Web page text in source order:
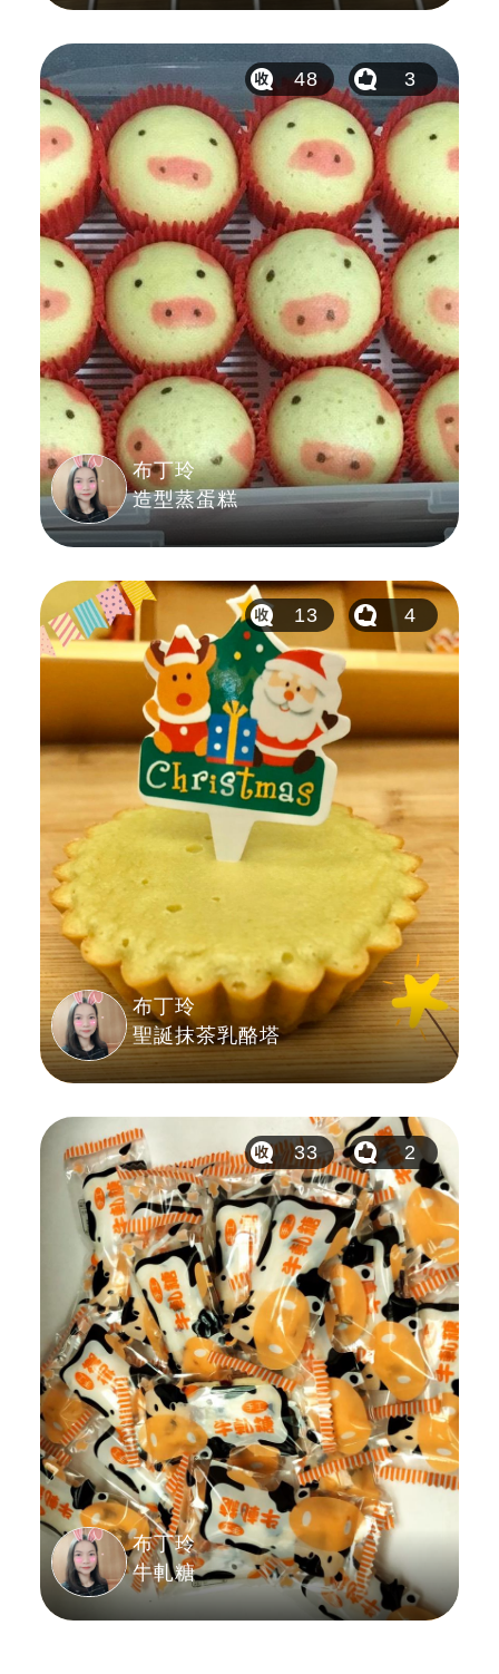
布丁玲
造型蒸蛋糕
48 3
布丁玲
聖誕抹茶乳酪塔
13 4
布丁玲
牛軋糖
33 2